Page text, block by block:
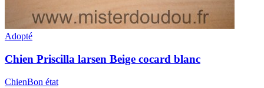
Adopté
Chien Priscilla larsen Beige cocard blanc
ChienBon état